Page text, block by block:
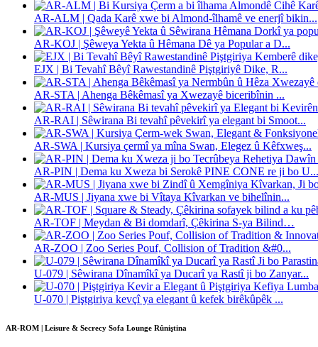
AR-ALM | Qada Karê xwe bi Almond-îlhamê ve enerjî bikin...
AR-KOJ | Şêweya Yekta û Hêmana Dê ya Popular a D...
EJX | Bi Tevahî Bêyî Rawestandinê Piştgiriyê Dike, R...
AR-STA | Ahenga Bêkêmasî ya Xwezayê biceribînin ...
AR-RAI | Sêwirana Bi tevahî pêvekirî ya elegant bi Smoot...
AR-SWA | Kursiya çermî ya mîna Swan, Elegez û Kêfxweş...
AR-PIN | Dema ku Xweza bi Serokê PINE CONE re ji bo U...
AR-MUS | Jiyana xwe bi Vîtaya Kîvarkan ve bihelînin...
AR-TOF | Meydan & Bi domdarî, Çêkirina S-ya Bilind…
AR-ZOO | Zoo Series Pouf, Collision of Tradition &#0...
U-079 | Sêwirana Dînamîkî ya Ducarî ya Rastî ji bo Zanyar...
U-070 | Piştgiriya kevçî ya elegant û kefek birêkûpêk ...
AR-ROM | Leisure & Secrecy Sofa Lounge Rûniştina